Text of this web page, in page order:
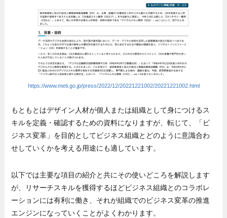
https://www.meti.go.jp/press/2022/12/20221221002/20221221002.html
もともとはデザイン人材が個人または組織として身につけるス
キルを定義・確認するための資料になりますが、転じて、「ビ
ジネス変革」を目的としてビジネス組織とどのように意識合わ
せしていくかを考える用途にも適しています。
以下では主要な項目の紹介と共にその使いどころを解説します
が、リサーチスキルを獲得するほどビジネス組織とのコラボレ
ーションには有利に働き、それが組織でのビジネス変革の推進
エンジンになっていくことがよくわかります。